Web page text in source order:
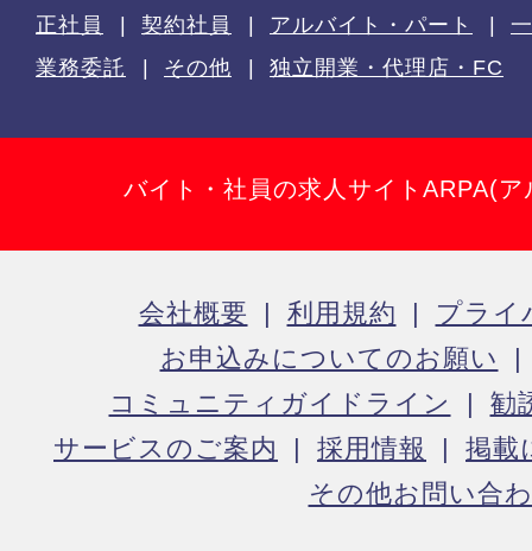
正社員 契約社員 アルバイト・パート
業務委託
その他 独立開業・代理店・FC
バイト・社員の求人サイトARPA(ア
会社概要 利用規約
プライ
お申込みについてのお願い
コミュニティガイドライン
勧
サービスのご案内
採用情報
掲載
その他お問い合